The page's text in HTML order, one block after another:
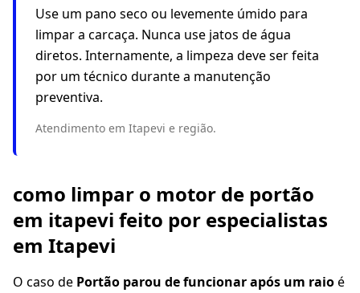
Use um pano seco ou levemente úmido para
limpar a carcaça. Nunca use jatos de água
diretos. Internamente, a limpeza deve ser feita
por um técnico durante a manutenção
preventiva.
Atendimento em Itapevi e região.
como limpar o motor de portão
em itapevi feito por especialistas
em Itapevi
O caso de Portão parou de funcionar após um raioé